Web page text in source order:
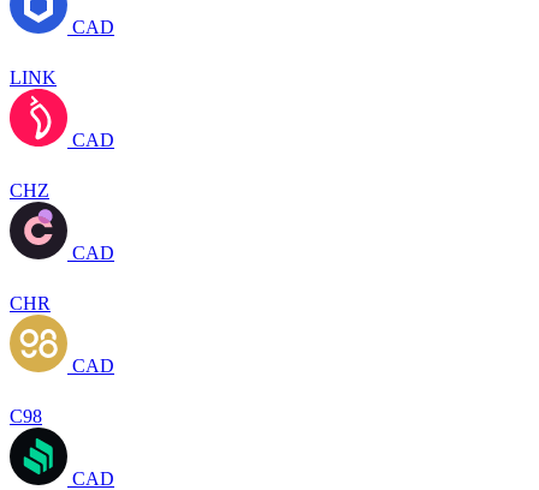
CAD
LINK
CAD
CHZ
CAD
CHR
CAD
C98
CAD